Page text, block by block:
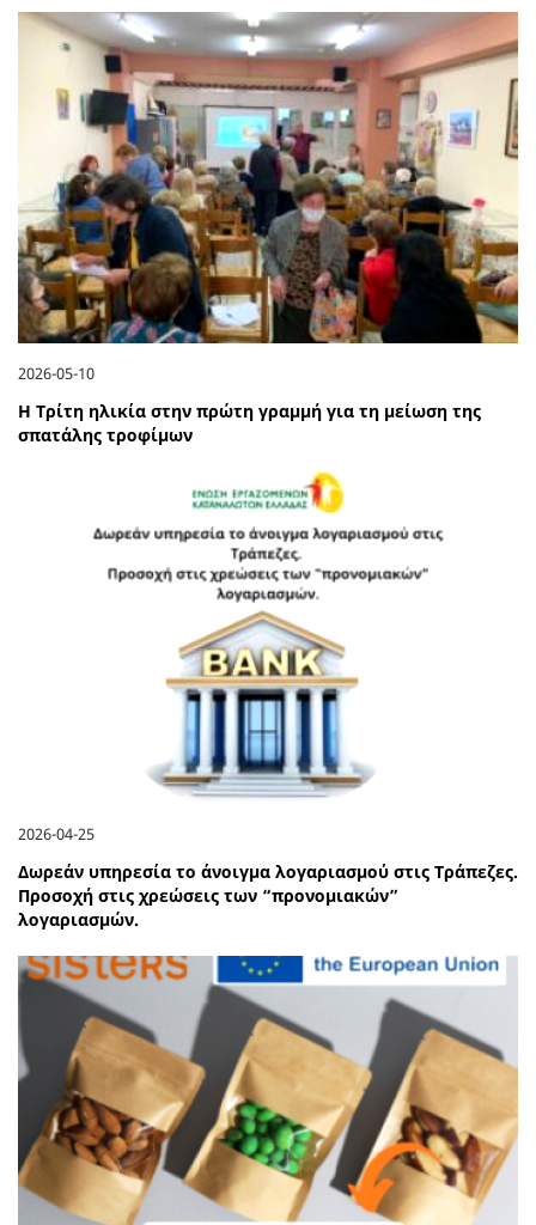
2026-05-10
Η Τρίτη ηλικία στην πρώτη γραμμή για τη μείωση της
σπατάλης τροφίμων
2026-04-25
Δωρεάν υπηρεσία το άνοιγμα λογαριασμού στις Τράπεζες.
Προσοχή στις χρεώσεις των “προνομιακών”
λογαριασμών.